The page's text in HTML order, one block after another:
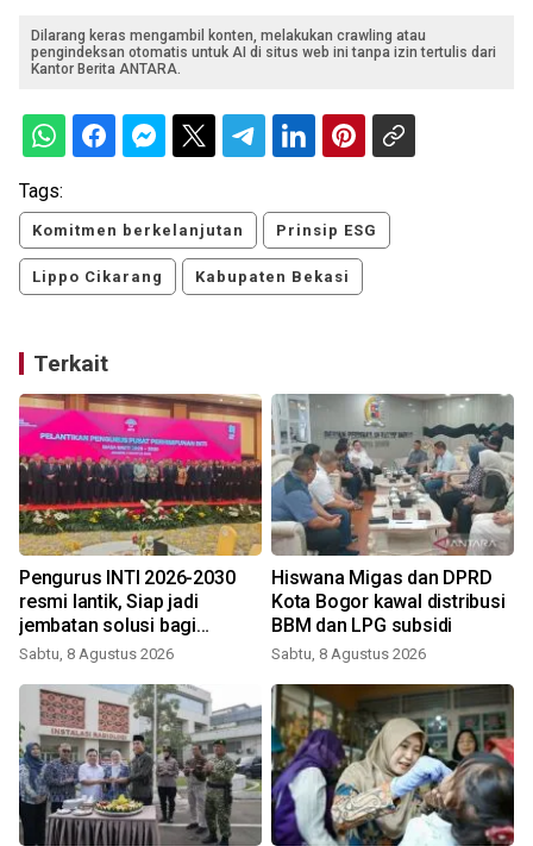
Dilarang keras mengambil konten, melakukan crawling atau
pengindeksan otomatis untuk AI di situs web ini tanpa izin tertulis dari
Kantor Berita ANTARA.
Tags:
Komitmen berkelanjutan Prinsip ESG
Lippo Cikarang Kabupaten Bekasi
Terkait
Pengurus INTI 2026-2030
resmi lantik, Siap jadi
jembatan solusi bagi
persoalan bangsa
Sabtu, 8 Agustus 2026
Hiswana Migas dan DPRD
Kota Bogor kawal distribusi
BBM dan LPG subsidi
Sabtu, 8 Agustus 2026